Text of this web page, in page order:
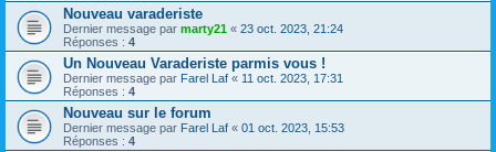
Nouveau varaderiste
Dernier message par marty21 « 23 oct. 2023, 21:24
Réponses : 4
Un Nouveau Varaderiste parmis vous !
Dernier message par Farel Laf « 11 oct. 2023, 17:31
Réponses : 4
Nouveau sur le forum
Dernier message par Farel Laf « 01 oct. 2023, 15:53
Réponses : 4